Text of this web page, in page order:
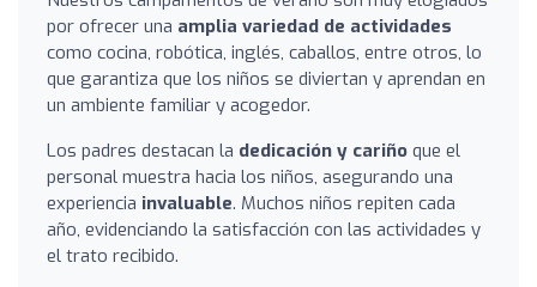
por ofrecer una amplia variedad de actividades
como cocina, robótica, inglés, caballos, entre otros, lo
que garantiza que los niños se diviertan y aprendan en
un ambiente familiar y acogedor.
Los padres destacan la dedicación y cariño que el
personal muestra hacia los niños, asegurando una
experiencia invaluable. Muchos niños repiten cada
año, evidenciando la satisfacción con las actividades y
el trato recibido.